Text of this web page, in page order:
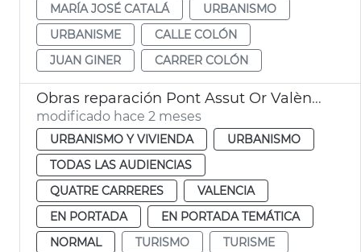
MARÍA JOSÉ CATALÁ
URBANISMO
URBANISME
CALLE COLÓN
JUAN GINER
CARRER COLÓN
Obras reparación Pont Assut Or València
modificado hace 2 meses
URBANISMO Y VIVIENDA
URBANISMO
TODAS LAS AUDIENCIAS
QUATRE CARRERES
VALENCIA
EN PORTADA
EN PORTADA TEMÁTICA
NORMAL
TURISMO
TURISME